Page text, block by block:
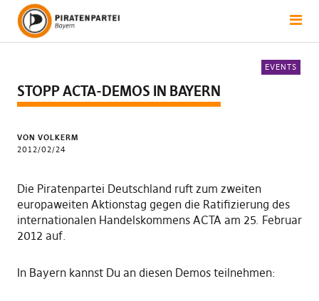
EVENTS
STOPP ACTA-DEMOS IN BAYERN
VON VOLKERM
2012/02/24
Die Piratenpartei Deutschland ruft zum zweiten
europaweiten Aktionstag gegen die Ratifizierung des
internationalen Handelskommens ACTA am 25. Februar
2012 auf.
In Bayern kannst Du an diesen Demos teilnehmen: